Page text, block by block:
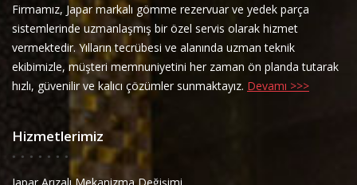
Firmamız, Japar markalı gömme rezervuar ve yedek parça
sistemlerinde uzmanlaşmış bir özel servis olarak hizmet
vermektedir. Yılların tecrübesi ve alanında uzman teknik
ekibimizle, müşteri memnuniyetini her zaman ön planda tutarak
hızlı, güvenilir ve kalıcı çözümler sunmaktayız. Devamı >>>
Hizmetlerimiz